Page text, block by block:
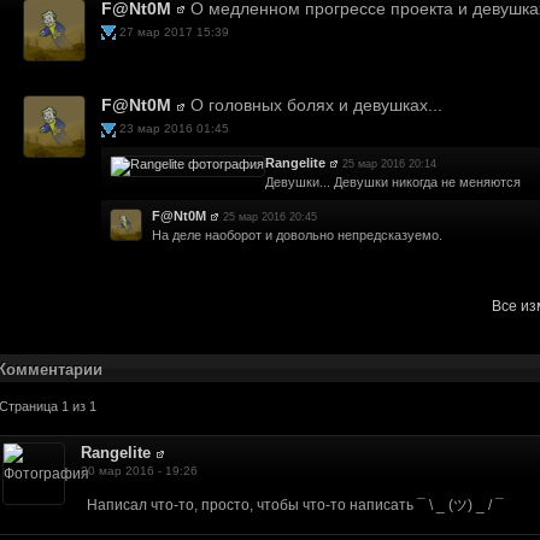
хотим переоборудовать, а техник в запое. Когда выйдет - тогда будут
нибудь в таком духе?
наткнулся на вас, хочу помочь в разработке. Владею 3DSMAX,
карт городов?
до релиза
упоминали)
F@Nt0M О медленном прогрессе проекта и
27 мар 2017 15:39
F@Nt0M О головных болях и девушках...
23 мар 2016 01:45
Rangelite 25 мар 2016 20:14
Девушки... Девушки никогда не меняются
F@Nt0M 25 мар 2016 20:45
На деле наоборот и довольно непредсказуемо.
Все
1 из 1
Rangelite
20 мар 2016 - 19:26
Написал что-то, просто, чтобы что-то написать ¯ \ _ (ツ) _ / ¯